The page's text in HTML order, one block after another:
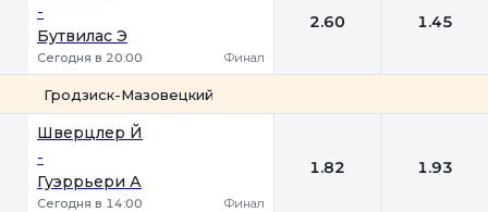
-
Бутвилас Э
Сегодня в 20:00 Финал
2.60 1.45
Гродзиск-Мазовецкий
Шверцлер Й
-
Гуэррьери А
Сегодня в 14:00 Финал
1.82 1.93